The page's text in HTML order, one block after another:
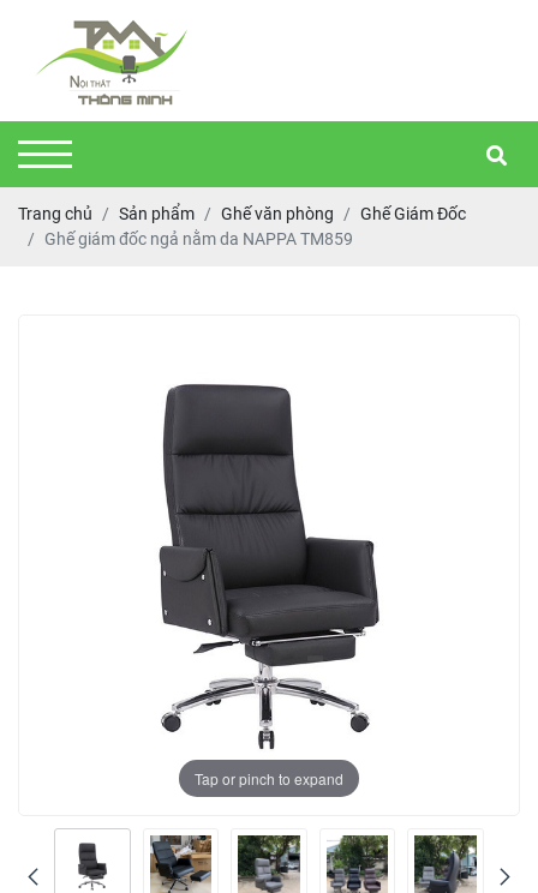
Trang chủ Sản phẩm Ghế văn phòng
Ghế Giám Đốc
Ghế giám đốc ngả nằm da NAPPA TM859
Tap or pinch to expand